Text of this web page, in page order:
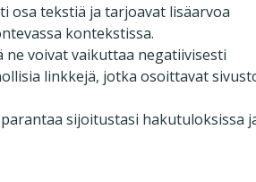
osa tekstiä ja tarjoavat lisäarvoa
kontekstissa.
ne voivat vaikuttaa negatiivisesti
linkkejä, jotka osoittavat
sijoitustasi hakutuloksissa